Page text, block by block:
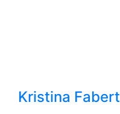
Kristina Fabert